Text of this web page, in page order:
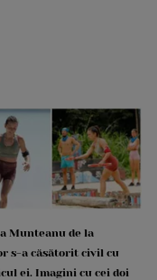
Munteanu de la
s-a căsătorit civil cu
ei. Imagini cu cei doi